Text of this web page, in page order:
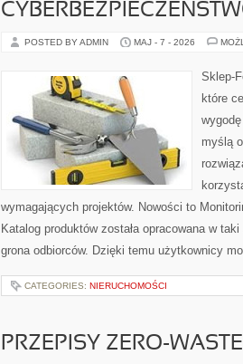
POSTED BY ADMIN MAJ - 7 - 2026
Sklep-
które
myślą
wymagających projektów. Nowości to
Katalog produktów została opracowana w
grona odbiorców. Dzięki temu użytkownicy
CATEGORIES: NIERUCHOMOŚCI
PRZEPISY ZERO-WASTE